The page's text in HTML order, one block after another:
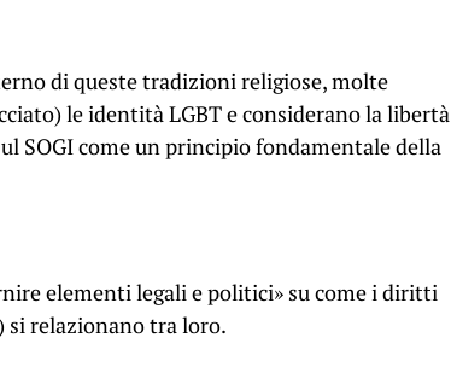
di queste tradizioni religiose, molte
le identità LGBT e considerano la libertà
SOGI come un principio fondamentale della
elementi legali e politici» su come i diritti
si relazionano tra loro.